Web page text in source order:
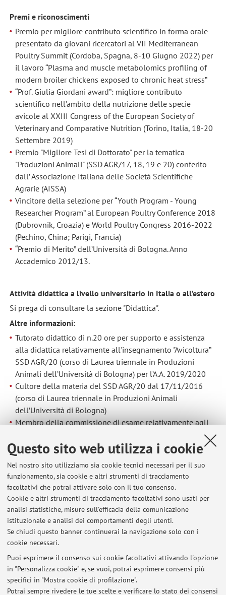
Questo sito web utilizza i cookie
Nel nostro sito utilizziamo sia cookie tecnici necessari per il suo
funzionamento, sia cookie e altri strumenti di tracciamento
facoltativi che potrai attivare solo con il tuo consenso.
Cookie e altri strumenti di tracciamento facoltativi sono usati per
analisi statistiche, misure sull'efficacia della comunicazione
istituzionale e analisi dei comportamenti degli utenti.
Se chiudi questo banner continuerai la navigazione solo con i
cookie necessari.
Puoi esprimere il consenso sui cookie facoltativi attivando l'opzione
in "Personalizza cookie" e, se vuoi, potrai esprimere consensi più
specifici in "Mostra cookie di profilazione".
Potrai sempre rivedere le tue scelte e verificare lo stato dei consensi
Premi e riconoscimenti
Premio per migliore contributo scientifico in forma orale
presentato da giovani ricercatori al VII Mediterranean
Poultry Summit (Cordoba, Spagna, 8-10 Giugno 2022) per
il lavoro “Plasma and muscle metabolomics profiling of
modern broiler chickens exposed to chronic heat stress”
“Prof. Giulia Giordani award”: migliore contributo
scientifico nell’ambito della nutrizione delle specie
avicole al XXIII Congress of the European Society of
Veterinary and Comparative Nutrition (Torino, Italia, 18-20
Settembre 2019)
Premio "Migliore Tesi di Dottorato" per la tematica
"Produzioni Animali" (SSD AGR/17, 18, 19 e 20) conferito
dall’ Associazione Italiana delle Società Scientifiche
Agrarie (AISSA)
Vincitore della selezione per “Youth Program - Young
Researcher Program” al European Poultry Conference 2018
(Dubrovnik, Croazia) e World Poultry Congress 2016-2022
(Pechino, China; Parigi, Francia)
“Premio di Merito” dell’Università di Bologna. Anno
Accademico 2012/13.
Attività didattica a livello universitario in Italia o all’estero
Si prega di consultare la sezione "Didattica".
Altre informazioni:
Tutorato didattico di n.20 ore per supporto e assistenza
alla didattica relativamente all'insegnamento "Avicoltura”
SSD AGR/20 (corso di Laurea triennale in Produzioni
Animali dell’Università di Bologna) per l’A.A. 2019/2020
Cultore della materia del SSD AGR/20 dal 17/11/2016
(corso di Laurea triennale in Produzioni Animali
dell’Università di Bologna)
Membro della commissione di esame relativamente agli
insegnamenti di "Avicoltura” e “Acquacoltura” SSD AGR/20
dall’A.A. 2016/2017 (corso di Laurea triennale in
Produzioni Animali dell’Università di Bologna).
Correlatore di n. 11 tesi di Laurea
Somministrazione di seminari presso il corso di Laurea
triennale in Produzioni Animali, e presso i corsi di Laurea
Magistrale Food Animal Metabolism and Management in
the Circular Economy, Sicurezza e Qualità delle Produzioni
Animali, e Scienze e Tecnologie Alimentari.
Ultimi avvisi